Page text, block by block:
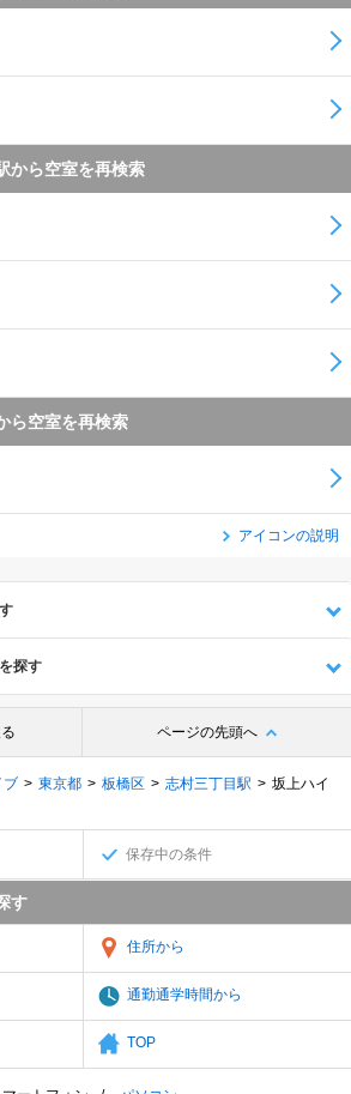
から空室を再検索
ら空室を再検索
アイコンの説明
探す
ページの先頭へ
ブ 東京都 板橋区 志村三丁目駅
坂上ハイ
保存中の条件
す
住所から
通勤通学時間から
TOP